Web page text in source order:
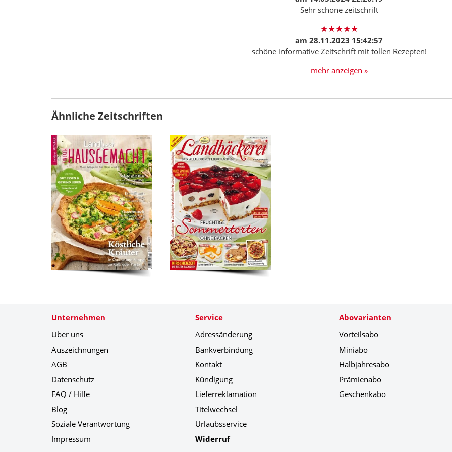
Sehr schöne zeitschrift
am 28.11.2023 15:42:57
schöne informative Zeitschrift mit tollen Rezepten!
mehr anzeigen »
Ähnliche Zeitschriften
Unternehmen
Über uns
Auszeichnungen
AGB
Datenschutz
FAQ / Hilfe
Blog
Soziale Verantwortung
Impressum
Service
Adressänderung
Bankverbindung
Kontakt
Kündigung
Lieferreklamation
Titelwechsel
Urlaubsservice
Widerruf
Abovarianten
Vorteilsabo
Miniabo
Halbjahresabo
Prämienabo
Geschenkabo